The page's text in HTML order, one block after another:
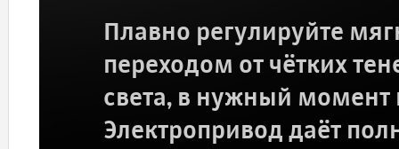
Плавно регулируйте
переходом от чётких
света, в нужный момент
Электропривод даёт